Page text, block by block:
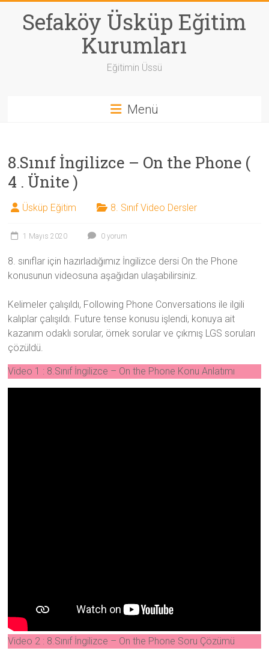
contentSefaköy Üsküp Eğitim
Kurumları
Eğitimin Üssü
Menü
8.Sınıf İngilizce – On the Phone (
4 . Ünite )
Üsküp Eğitim 8. Sınıf Video Dersler
1 Mayıs 2020 0 yorum
8. sınıflar için hazırladığımız İngilizce dersi On the Phone
konusunun videosuna aşağıdan ulaşabilirsiniz.
Kelimeler çalışıldı, Following Phone Conversations ile ilgili
kalıplar çalışıldı. Future tense konusu işlendi, konuya ait
kazanım odaklı sorular, örnek sorular ve çıkmış LGS soruları
çözüldü.
Video 1 : 8.Sınıf İngilizce – On the Phone Konu Anlatımı
Video 2 : 8.Sınıf İngilizce – On the Phone Soru Çözümü